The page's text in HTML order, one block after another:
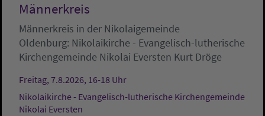
Männerkreis
Männerkreis in der Nikolaigemeinde
Oldenburg: Nikolaikirche - Evangelisch-lutherische
Kirchengemeinde Nikolai Eversten Kurt Dröge
Freitag, 7.8.2026, 16-18 Uhr
Nikolaikirche - Evangelisch-lutherische Kirchengemeinde
Nikolai Eversten